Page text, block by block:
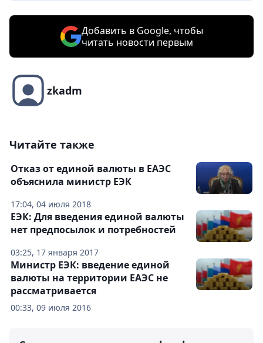
Добавить в Google, чтобы
читать новости первым
zkadm
Читайте также
17:04, 04 июля 2018
Отказ от единой валюты в ЕАЭС
объяснила министр ЕЭК
03:25, 17 января 2017
ЕЭК: Для введения единой валюты
нет предпосылок и потребностей
00:33, 09 июля 2016
Министр ЕЭК: введение единой
валюты на территории ЕАЭС не
рассматривается